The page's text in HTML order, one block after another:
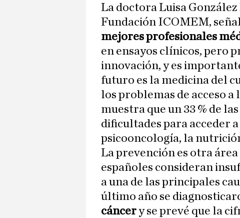
La doctora Luisa
Fundación ICOMEM,
mejores profesionales
en ensayos clínicos, pero
innovación, y es
futuro es la medicina del
los problemas de acceso
muestra que un 33 % de
dificultades para acceder
psicooncología, la
La prevención es otra área
españoles consideran
a una de las principales
último año se
cáncery se prevé que la